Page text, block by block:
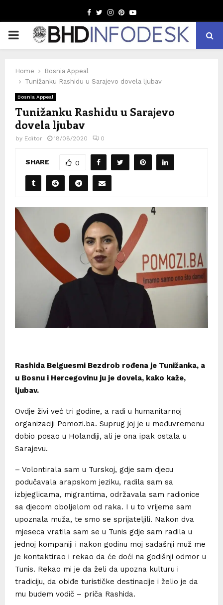
Facebook
TwitterInstagram
Pinterest
Youtube
PRIMARY
Home
Bosnia Appeal
Tunižanku Rashidu u Sarajevo dovela ljubav
Bosnia Appeal
Tunižanku Rashidu u Sarajevo
dovela ljubav
by Editor 18/08/2020 0
SHARE 0
Rashida Belguesmi Bezdrob rođena je Tunižanka, a
u Bosnu i Hercegovinu ju je dovela, kako kaže,
ljubav.
Ovdje živi već tri godine, a radi u humanitarnoj
organizaciji Pomozi.ba. Suprug joj je u međuvremenu
dobio posao u Holandiji, ali je ona ipak ostala u
Sarajevu.
– Volontirala sam u Turskoj, gdje sam djecu
podučavala arapskom jeziku, radila sam sa
izbjeglicama, migrantima, održavala sam radionice
sa djecom oboljelom od raka. I u to vrijeme sam
upoznala muža, te smo se sprijateljili. Nakon dva
mjeseca vratila sam se u Tunis gdje sam radila u
jednoj kompaniji i nakon godinu moj sadašnji muž me
je kontaktirao i rekao da će doći na godišnji odmor u
Tunis. Rekao mi je da želi da upozna kulturu i
tradiciju, da obiđe turističke destinacije i želio je da
mu budem vodič – priča Rashida.